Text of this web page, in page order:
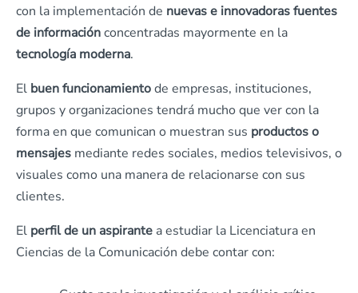
con la implementación de nuevas e innovadoras fuentes
de informaciónconcentradas mayormente en la
tecnología moderna.
El buen funcionamientode empresas, instituciones,
grupos y organizaciones tendrá mucho que ver con la
forma en que comunican o muestran sus productos o
mensajes mediante redes sociales, medios televisivos, o
visuales como una manera de relacionarse con sus
clientes.
El perfil de un aspirante a estudiar la Licenciatura en
Ciencias de la Comunicación debe contar con: